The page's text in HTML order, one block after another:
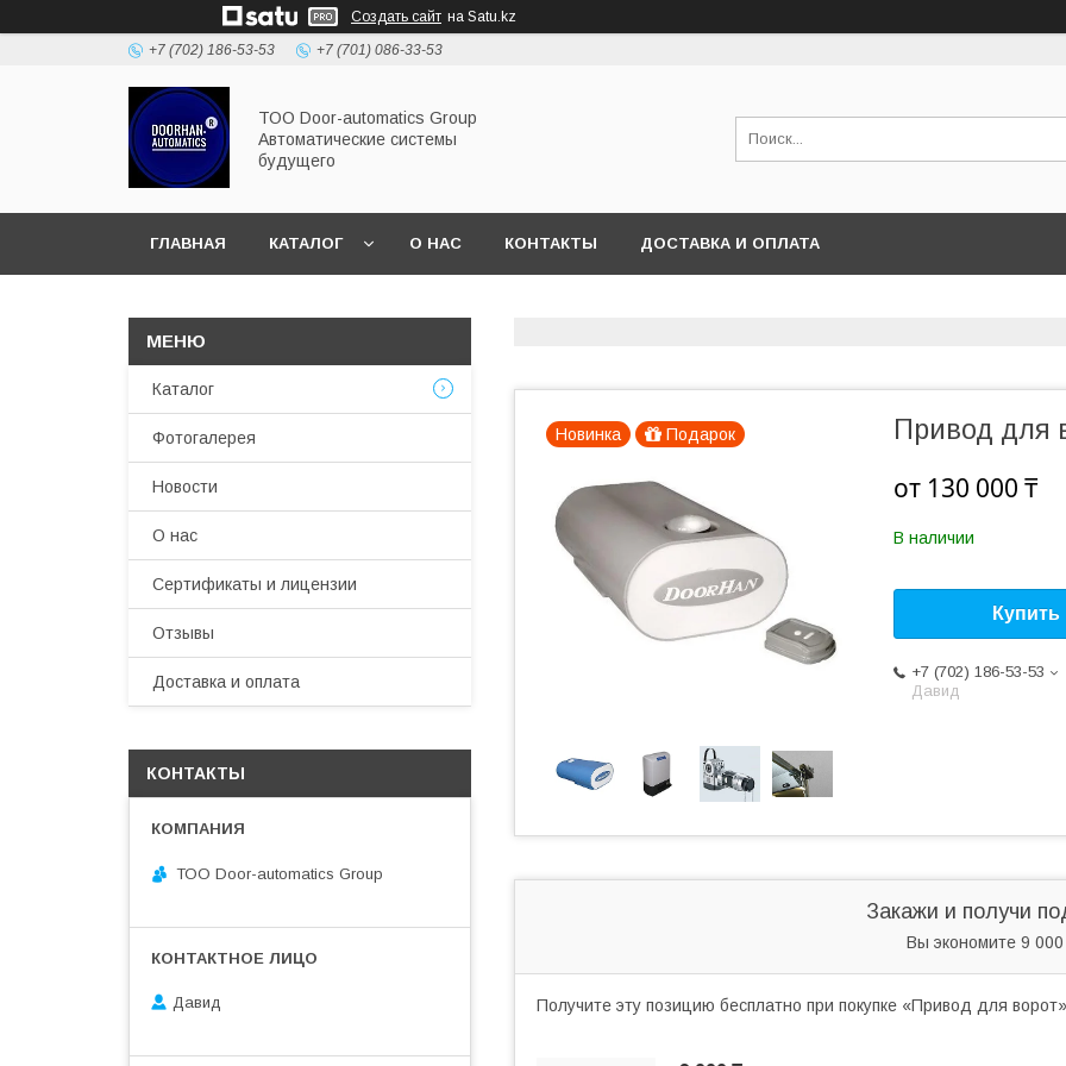
Создать сайт на Satu.kz
+7 (702) 186-53-53 +7 (701) 086-33-53
ТОО Door-automatics Group
Автоматические системы
будущего
ГЛАВНАЯ КАТАЛОГ О НАС КОНТАКТЫ ДОСТАВКА И ОПЛАТА
Новинка Подарок Привод для
от 130 000 ₸
В наличии
Купить
+7 (702) 186-53-53
Давид
Закажи и получи
Вы экономите 9
Получите эту позицию бесплатно при покупке «Привод для ворот»
Каталог
Фотогалерея
Новости
О нас
Сертификаты и лицензии
Отзывы
Доставка и оплата
КОНТАКТЫ
ТОО Door-automatics Group
Давид